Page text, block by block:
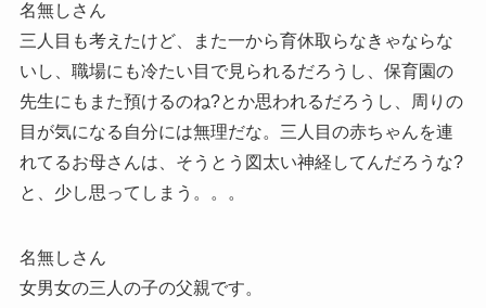
名無しさん
三人目も考えたけど、また一から育休取らなきゃならな
いし、職場にも冷たい目で見られるだろうし、保育園の
先生にもまた預けるのね?とか思われるだろうし、周りの
目が気になる自分には無理だな。三人目の赤ちゃんを連
れてるお母さんは、そうとう図太い神経してんだろうな?
と、少し思ってしまう。。。
名無しさん
女男女の三人の子の父親です。